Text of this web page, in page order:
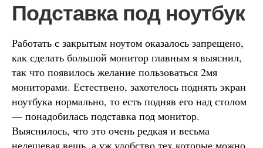
Подставка под ноутбук
Работать с закрытым ноутом оказалось запрещено,
как сделать большой монитор главным я выяснил,
так что появилось желание пользоваться 2мя
мониторами. Естествено, захотелось поднять экран
ноутбука нормально, то есть подняв его над столом
— понадобилась подставка под монитор.
Выяснилось, что это очень редкая и весьма
недешевая вещь, а уж удобство тех,которые можно